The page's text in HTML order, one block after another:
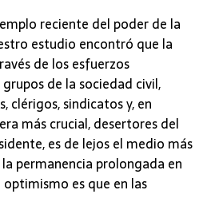
reciente del poder de la
estudio encontró que la
de los esfuerzos
de la sociedad civil,
clérigos, sindicatos y, en
más crucial, desertores del
es de lejos el medio más
permanencia prolongada en
es que en las